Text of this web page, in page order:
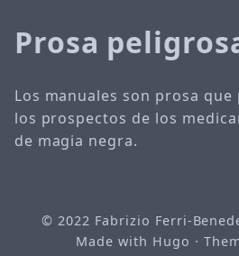
Prosa
Los manuales son prosa que
los prospectos de los
de magia negra.
© 2022 Fabrizio Ferri-
Made with Hugo ·